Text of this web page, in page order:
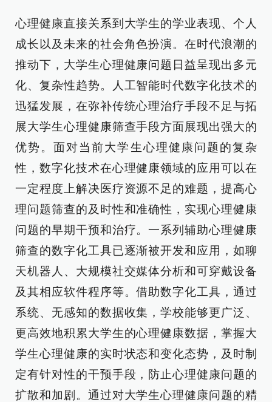
心理健康直接关系到大学生的学业表现、个人
成长以及未来的社会角色扮演。在时代浪潮的
推动下，大学生心理健康问题日益呈现出多元
化、复杂性趋势。人工智能时代数字化技术的
迅猛发展，在弥补传统心理治疗手段不足与拓
展大学生心理健康筛查手段方面展现出强大的
优势。面对当前大学生心理健康问题的复杂
性，数字化技术在心理健康领域的应用可以在
一定程度上解决医疗资源不足的难题，提高心
理问题筛查的及时性和准确性，实现心理健康
问题的早期干预和治疗。一系列辅助心理健康
筛查的数字化工具已逐渐被开发和应用，如聊
天机器人、大规模社交媒体分析和可穿戴设备
及其相应软件程序等。借助数字化工具，通过
系统、无感知的数据收集，学校能够更广泛、
更高效地积累大学生的心理健康数据，掌握大
学生心理健康的实时状态和变化态势，及时制
定有针对性的干预手段，防止心理健康问题的
扩散和加剧。通过对大学生心理健康问题的精